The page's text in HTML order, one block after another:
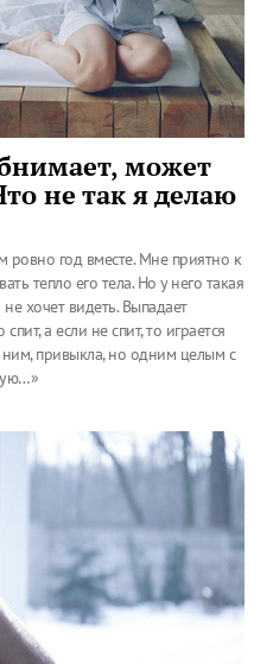
может
не так я делаю
год вместе. Мне приятно к
тепло его тела. Но у него такая
хочет видеть. Выпадает
а если не спит, то играется
привыкла, но одним целым с